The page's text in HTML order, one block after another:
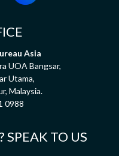
Asia
UOA Bangsar,
Utama,
Malaysia.
0988
SPEAK TO US